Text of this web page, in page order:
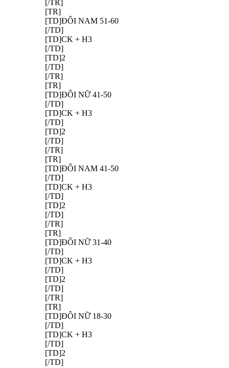
[/TR]
[TR]
[TD]ĐÔI NAM 51-60
[/TD]
[TD]CK + H3
[/TD]
[TD]2
[/TD]
[/TR]
[TR]
[TD]ĐÔI NỮ 41-50
[/TD]
[TD]CK + H3
[/TD]
[TD]2
[/TD]
[/TR]
[TR]
[TD]ĐÔI NAM 41-50
[/TD]
[TD]CK + H3
[/TD]
[TD]2
[/TD]
[/TR]
[TR]
[TD]ĐÔI NỮ 31-40
[/TD]
[TD]CK + H3
[/TD]
[TD]2
[/TD]
[/TR]
[TR]
[TD]ĐÔI NỮ 18-30
[/TD]
[TD]CK + H3
[/TD]
[TD]2
[/TD]